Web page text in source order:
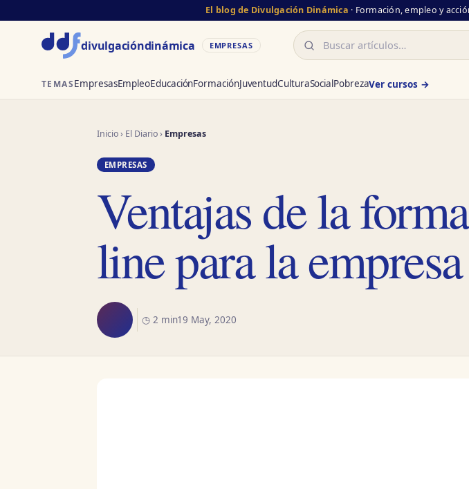
El blog de Divulgación Dinámica · Formación, empleo y
divulgacióndinámica EMPRESAS Buscar
TEMASEmpresasEmpleoEducaciónFormaciónJuventudCulturaSocialPobrezaVer cursos →
Inicio› El Diario› Empresas
EMPRESAS
Ventajas de la
line para la empresa
◷ 2 min19 May, 2020